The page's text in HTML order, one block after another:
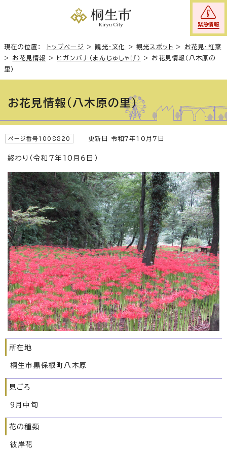
緊急情報
現在の位置： トップページ >観光・文化 >観光スポット > お花見・紅葉
> お花見情報 > ヒガンバナ（まんじゅしゃげ） > お花見情報（八木原の
里）
お花見情報（八木原の里）
ページ番号1008820 更新日 令和7年10月7日
終わり（令和7年10月6日）
所在地
桐生市黒保根町八木原
見ごろ
9月中旬
花の種類
彼岸花